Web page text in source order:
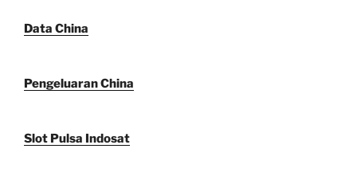
Data China
Pengeluaran China
Slot Pulsa Indosat